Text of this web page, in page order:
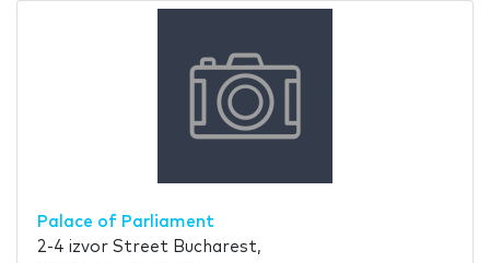
Palace of Parliament
2-4 izvor Street Bucharest,